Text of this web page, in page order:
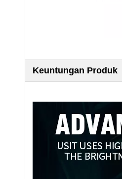
Keuntungan Produk